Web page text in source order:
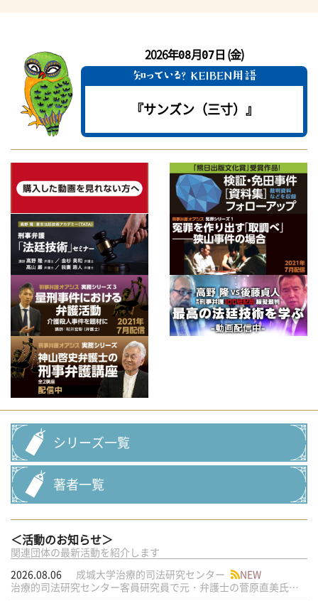
2026年08月07日 (金)
『サンズン（三寸）』
シリーズ一覧
著者一覧
＜活動のお知らせ＞
関連団体の最新活動を紹介します
2026.08.06
成城大学治療的司法研究センター
NEW
治療的司法研究センター客員研究員で元・弁護士の菅原直美氏の論文が公刊されました